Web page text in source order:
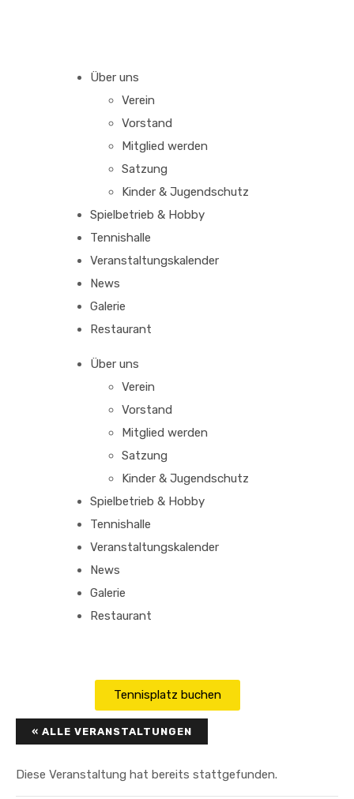
Über uns
Verein
Vorstand
Mitglied werden
Satzung
Kinder & Jugendschutz
Spielbetrieb & Hobby
Tennishalle
Veranstaltungskalender
News
Galerie
Restaurant
Über uns
Verein
Vorstand
Mitglied werden
Satzung
Kinder & Jugendschutz
Spielbetrieb & Hobby
Tennishalle
Veranstaltungskalender
News
Galerie
Restaurant
Tennisplatz buchen
« ALLE VERANSTALTUNGEN
Diese Veranstaltung hat bereits stattgefunden.